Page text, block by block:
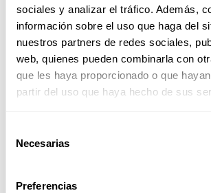
sociales y analizar el tráfico. Además,
información sobre el uso que haga del
nuestros partners de redes sociales,
web, quienes pueden combinarla con
que les haya proporcionado o que
partir del uso que haya hecho de sus
Necesarias
Preferencias
PRENEZ RENDEZ-VOUS
COLLECTIONS